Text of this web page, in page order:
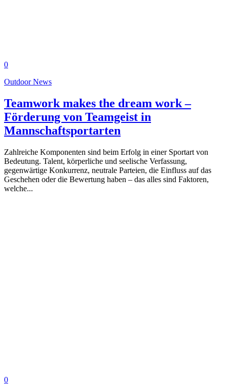
0
Outdoor News
Teamwork makes the dream work –
Förderung von Teamgeist in
Mannschaftsportarten
Zahlreiche Komponenten sind beim Erfolg in einer Sportart von
Bedeutung. Talent, körperliche und seelische Verfassung,
gegenwärtige Konkurrenz, neutrale Parteien, die Einfluss auf das
Geschehen oder die Bewertung haben – das alles sind Faktoren,
welche...
0